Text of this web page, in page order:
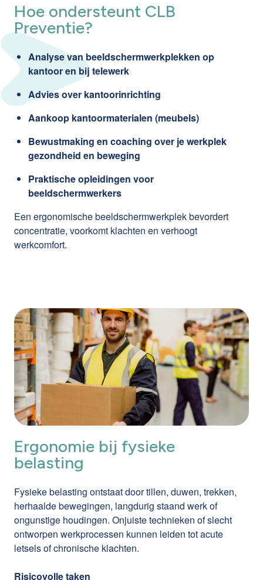
Hoe ondersteunt CLB
Preventie?
Analyse van beeldschermwerkplekken op
kantoor en bij telewerk
Advies over kantoorinrichting
Aankoop kantoormaterialen (meubels)
Bewustmaking en coaching over je werkplek
gezondheid en beweging
Praktische opleidingen voor
beeldschermwerkers
Een ergonomische beeldschermwerkplek bevordert
concentratie, voorkomt klachten en verhoogt
werkcomfort.
Ergonomie bij fysieke
belasting
Fysieke belasting ontstaat door tillen, duwen, trekken,
herhaalde bewegingen, langdurig staand werk of
ongunstige houdingen. Onjuiste technieken of slecht
ontworpen werkprocessen kunnen leiden tot acute
letsels of chronische klachten.
Risicovolle taken